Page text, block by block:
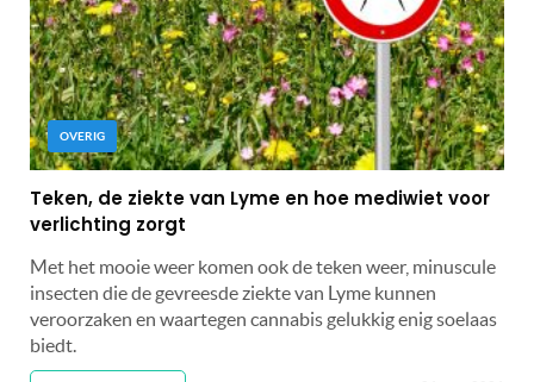
OVERIG
Teken, de ziekte van Lyme en hoe mediwiet voor
verlichting zorgt
Met het mooie weer komen ook de teken weer, minuscule
insecten die de gevreesde ziekte van Lyme kunnen
veroorzaken en waartegen cannabis gelukkig enig soelaas
biedt.